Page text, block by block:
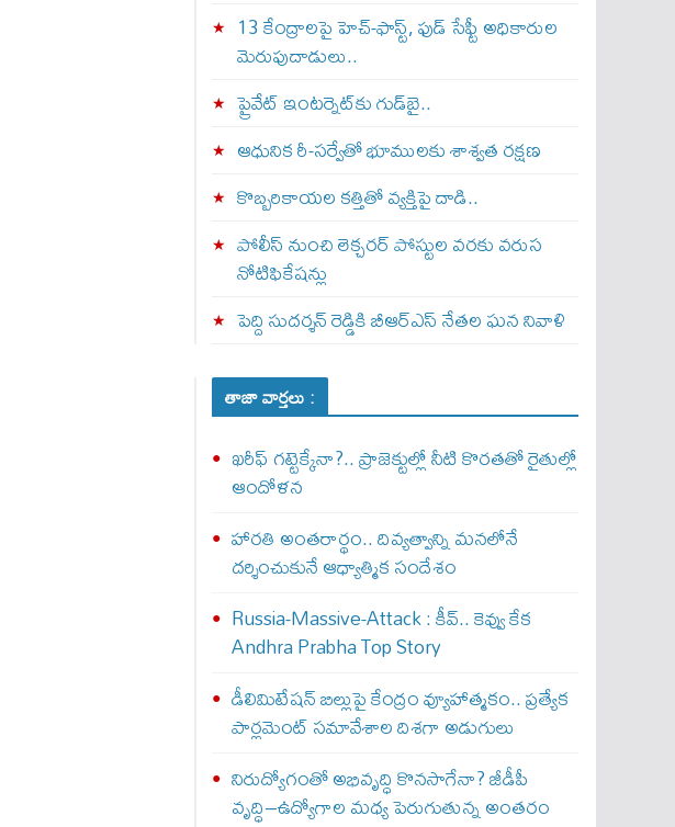
13 కేంద్రాలపై హెచ్-ఫాస్ట్, ఫుడ్ సేఫ్టీ అధికారుల
మెరుపుదాడులు..
ప్రైవేట్‌ ఇంటర్నెట్‌కు గుడ్‌బై..
ఆధునిక రీ-సర్వేతో భూములకు శాశ్వత రక్షణ
కొబ్బరికాయల కత్తితో వ్యక్తిపై దాడి..
పోలీస్ నుంచి లెక్చరర్ పోస్టుల వరకు వరుస
నోటిఫికేషన్లు
పెద్ది సుదర్శన్ రెడ్డికి బీఆర్‌ఎస్ నేతల ఘన నివాళి
తాజా వార్తలు :
ఖరీఫ్ గట్టెక్కేనా?.. ప్రాజెక్టుల్లో నీటి కొరతతో రైతుల్లో
ఆందోళన
హారతి అంతరార్థం.. దివ్యత్వాన్ని మనలోనే
దర్శించుకునే ఆధ్యాత్మిక సందేశం
Russia-Massive-Attack : కీవ్‌.. కెవ్వు కేక‌
Andhra Prabha Top Story
డీలిమిటేషన్ బిల్లుపై కేంద్రం వ్యూహాత్మకం.. ప్రత్యేక
పార్లమెంట్ సమావేశాల దిశగా అడుగులు
నిరుద్యోగంతో అభివృద్ధి కొనసాగేనా? జీడీపీ
వృద్ధి–ఉద్యోగాల మధ్య పెరుగుతున్న అంతరం